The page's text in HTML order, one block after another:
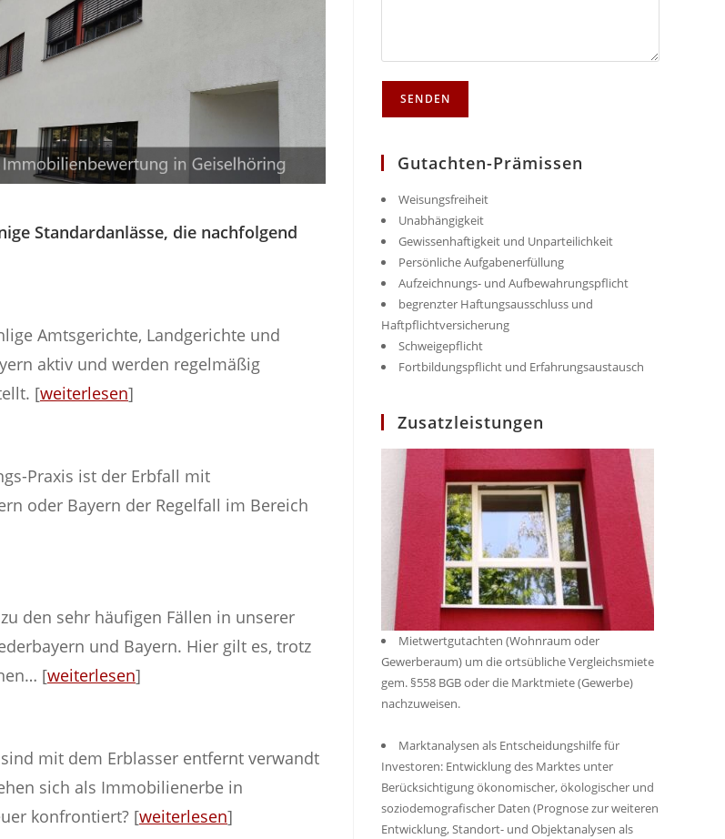
Standardanlässe, die nachfolgend
Amtsgerichte, Landgerichte und
aktiv und werden regelmäßig
[weiterlesen]
Praxis ist der Erbfall mit
oder Bayern der Regelfall im Bereich
den sehr häufigen Fällen in unserer
und Bayern. Hier gilt es, trotz
[weiterlesen]
mit dem Erblasser entfernt verwandt
sich als Immobilienerbe in
konfrontiert? [weiterlesen]
Gutachten-Prämissen
Weisungsfreiheit
Unabhängigkeit
Gewissenhaftigkeit und Unparteilichkeit
Persönliche Aufgabenerfüllung
Aufzeichnungs- und Aufbewahrungspflicht
begrenzter Haftungsausschluss und
Haftpflichtversicherung
Schweigepflicht
Fortbildungspflicht und Erfahrungsaustausch
Zusatzleistungen
Mietwertgutachten (Wohnraum oder
Gewerberaum) um die ortsübliche Vergleichsmiete
gem. §558 BGB oder die Marktmiete (Gewerbe)
nachzuweisen.
Marktanalysen als Entscheidungshilfe für
Investoren: Entwicklung des Marktes unter
Berücksichtigung ökonomischer, ökologischer und
soziodemografischer Daten (Prognose zur weiteren
Entwicklung, Standort- und Objektanalysen als